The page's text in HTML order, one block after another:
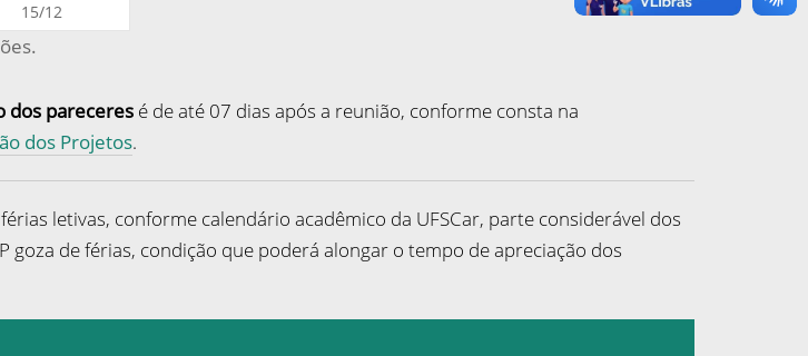
15/12
dos pareceresé de até 07 dias após a reunião, conforme consta na
dos Projetos.
letivas, conforme calendário acadêmico da UFSCar, parte considerável dos
goza de férias, condição que poderá alongar o tempo de apreciação dos